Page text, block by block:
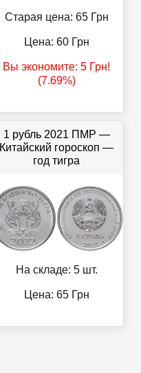
Старая цена: 65Грн
Цена: 60Грн
Вы экономите: 5 Грн!
(7.69%)
1 рубль 2021 ПМР —
Китайский гороскоп —
год тигра
На складе: 5 шт.
Цена: 65Грн